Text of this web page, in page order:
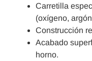
Carretilla
(oxígeno,
Construcción
Acabado
horno.